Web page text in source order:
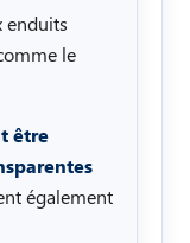
enduits
le
être
également